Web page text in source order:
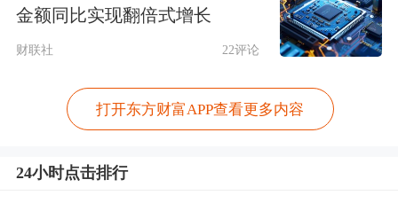
金额同比实现翻倍式增长
财联社 22评论
打开东方财富APP查看更多内容
24小时点击排行